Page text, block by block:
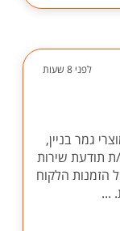
לפני 8 שעות
גמר בניין,
תודעת שירות
הזמנות הלקוח
...